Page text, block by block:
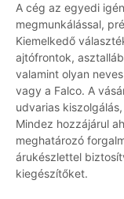
A cég az egyedi
megmunkálással,
Kiemelkedő
ajtófrontok,
valamint olyan
vagy a Falco. A
udvarias
Mindez hozzájárul
meghatározó
árukészlettel
kiegészítőket.